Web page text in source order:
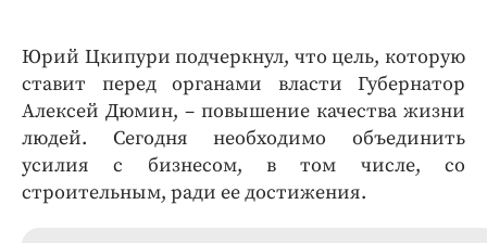
Юрий Цкипури подчеркнул, что цель, которую
ставит перед органами власти Губернатор
Алексей Дюмин, – повышение качества жизни
людей. Сегодня необходимо объединить
усилия с бизнесом, в том числе, со
строительным, ради ее достижения.